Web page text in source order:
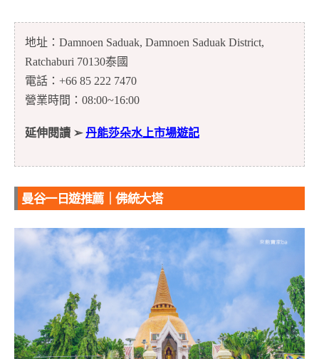
地址：Damnoen Saduak, Damnoen Saduak District,
Ratchaburi 70130泰國
電話：+66 85 222 7470
營業時間：08:00~16:00
延伸閱讀 ➢丹能莎朵水上市場遊記
曼谷一日遊推薦｜佛統大塔